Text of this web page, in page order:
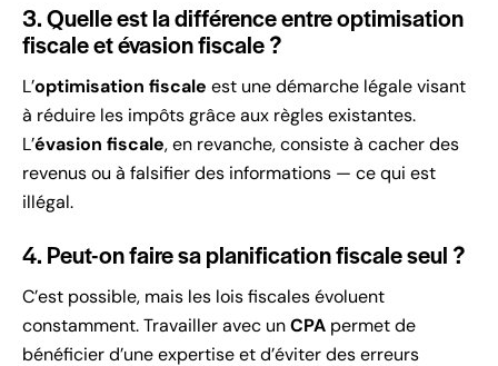
3. Quelle est la différence entre optimisation
fiscale et évasion fiscale ?
L’optimisation fiscale est une démarche légale visant
à réduire les impôts grâce aux règles existantes.
L’évasion fiscale, en revanche, consiste à cacher des
revenus ou à falsifier des informations — ce qui est
illégal.
4. Peut-on faire sa planification fiscale seul ?
C’est possible, mais les lois fiscales évoluent
constamment. Travailler avec unCPA permet de
bénéficier d’une expertise et d’éviter des erreurs